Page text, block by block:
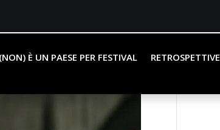
(NON) È UN PAESE PER FESTIVAL RETROSPETTIVE